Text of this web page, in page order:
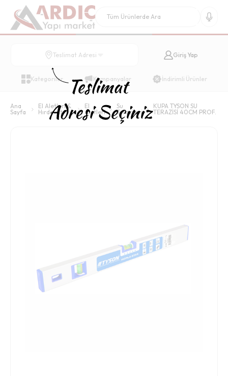
Teslimat Adresi Giriş Yap
Kategoriler Kampanyalar İndirimli Ürünler
Ana
Sayfa
El Aletleri &
Hırdavat
El
Aletleri
Su
Terazileri
KUPA TYSON SU
TERAZİSİ 40CM PROF.